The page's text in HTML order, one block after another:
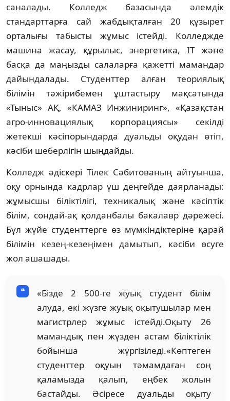
саналады. Колледж базасында әлемдік
стандарттарға сай жабдықталған 20 құзырет
орталығы табысты жұмыс істейді. Колледжде
машина жасау, құрылыс, энергетика, IT және
басқа да маңызды салаларға қажетті мамандар
дайындалады. Студенттер алған теориялық
білімін тәжірибемен ұштастыру мақсатында
«Тыныс» АҚ, «КАМАЗ Инжиниринг», «Қазақстан
агро-инновациялық корпорациясы» секілді
жетекші кәсіпорындарда дуальды оқудан өтіп,
кәсіби шеберлігін шыңдайды.
Колледж әдіскері Тілек Сәбитованың айтуынша,
оқу орнында кадрлар үш деңгейде даярланады:
жұмысшы біліктілігі, техникалық және кәсіптік
білім, сондай-ақ қолданбалы бакалавр дәрежесі.
Бұл жүйе студенттерге өз мүмкіндіктеріне қарай
білімін кезең-кезеңімен дамытып, кәсіби өсуге
жол ашашады.
«Бізде 2 500-ге жуық студент білім
алуда, екі жүзге жуық оқытушылар мен
магистрлер жұмыс істейді.Оқыту 26
мамандық пен жүзден астам біліктілік
бойынша жүргізіледі.«Көптеген
студенттер оқуын тәмамдаған соң
қаламызда қалып, еңбек жолын
бастайды. Әсіресе дуальды оқыту